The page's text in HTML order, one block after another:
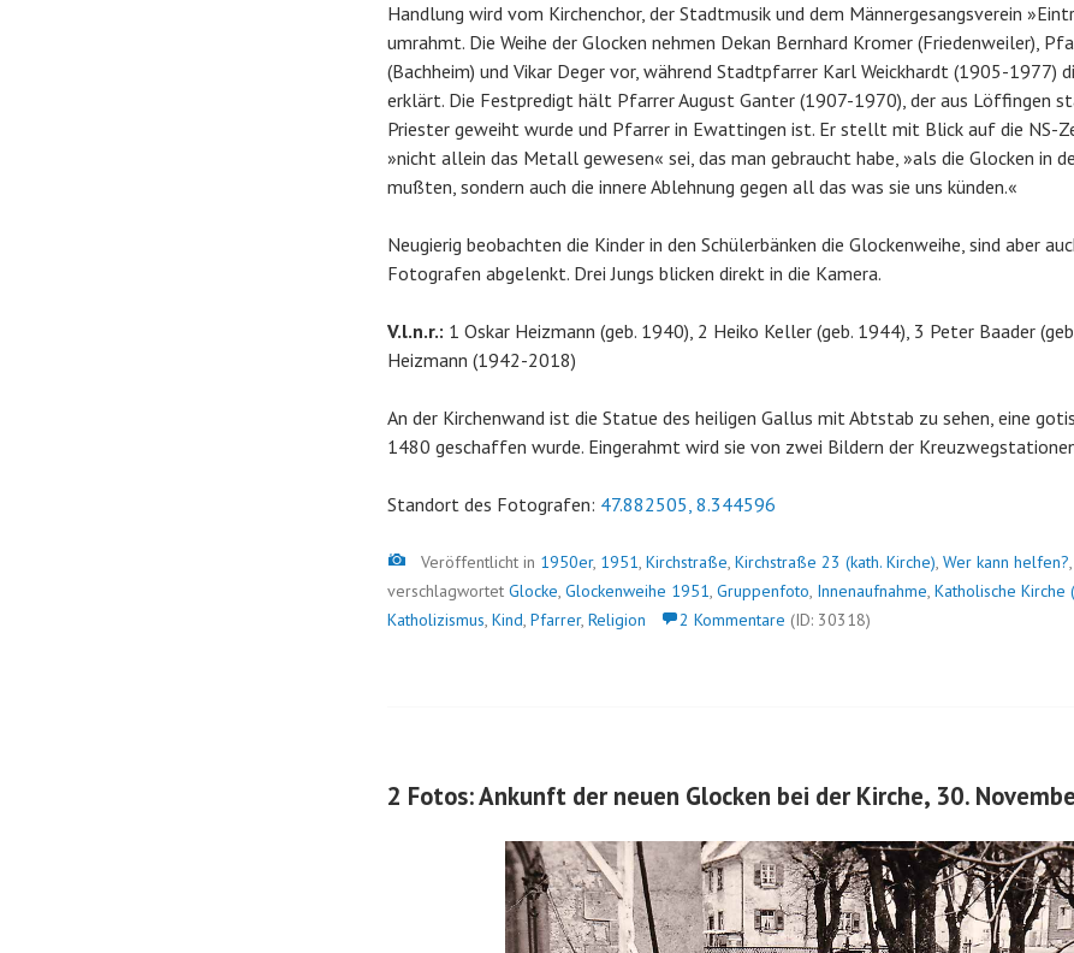
Handlung wird vom Kirchenchor, der Stadtmusik und dem Männergesangsverein
umrahmt. Die Weihe der Glocken nehmen Dekan Bernhard Kromer (Friedenweiler),
(Bachheim) und Vikar Deger vor, während Stadtpfarrer Karl Weickhardt (1905-1977)
erklärt. Die Festpredigt hält Pfarrer August Ganter (1907-1970), der aus Löffingen
Priester geweiht wurde und Pfarrer in Ewattingen ist. Er stellt mit Blick auf die NS-
»nicht allein das Metall gewesen« sei, das man gebraucht habe, »als die Glocken in
mußten, sondern auch die innere Ablehnung gegen all das was sie uns künden.«
Neugierig beobachten die Kinder in den Schülerbänken die Glockenweihe, sind aber
Fotografen abgelenkt. Drei Jungs blicken direkt in die Kamera.
V.l.n.r.: 1 Oskar Heizmann (geb. 1940), 2 Heiko Keller (geb. 1944), 3 Peter Baader
Heizmann (1942-2018)
An der Kirchenwand ist die Statue des heiligen Gallus mit Abtstab zu sehen, eine
1480 geschaffen wurde. Eingerahmt wird sie von zwei Bildern der
Standort des Fotografen: 47.882505, 8.344596
Bild
Veröffentlicht in 1950er, 1951, Kirchstraße, Kirchstraße 23 (kath. Kirche), Wer kann helfen?,
verschlagwortet Glocke, Glockenweihe 1951, Gruppenfoto, Innenaufnahme, Katholische Kirche
Katholizismus, Kind, Pfarrer, Religion 2 Kommentare (ID: 30318)
2 Fotos: Ankunft der neuen Glocken bei der Kirche, 30.